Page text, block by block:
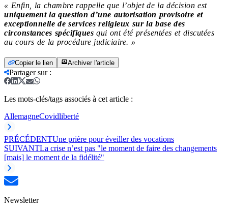
« Enfin, la chambre rappelle que l’objet de la décision est
uniquement la question d’une autorisation provisoire et
exceptionnelle de services religieux sur la base des
circonstances spécifiques qui ont été présentées et discutées
au cours de la procédure judiciaire. »
Copier le lien Archiver l'article
Partager sur:
Les mots-clés/tags associés à cet article :
AllemagneCovidliberté
PRÉCÉDENTUne prière pour éveiller des vocations
SUIVANTLa crise n’est pas "le moment de faire des changements
[mais] le moment de la fidélité"
Newsletter